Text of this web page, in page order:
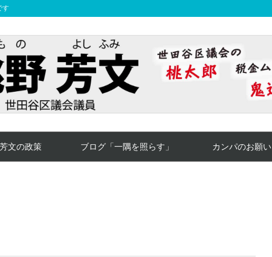
す
文の政策 ブログ「一隅を照らす」 カンパのお願い